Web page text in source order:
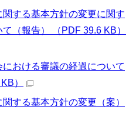
する基本方針の変更に関す
（報告） （PDF 39.6 KB）
おける審議の経過について
）
する基本方針の変更（案）